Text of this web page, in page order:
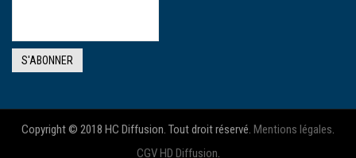
Copyright © 2018 HC Diffusion. Tout droit réservé. Mentions légales.
CGV HD Diffusion.